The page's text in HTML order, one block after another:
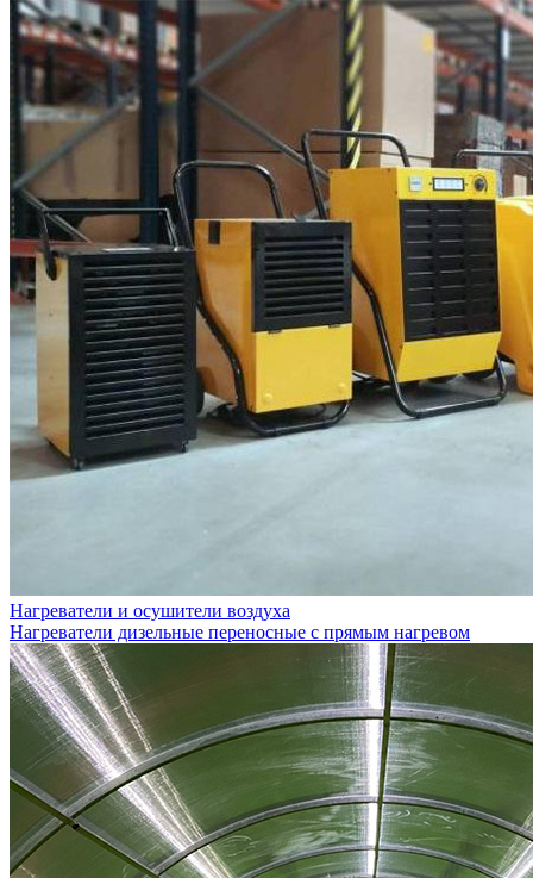
Нагреватели и осушители воздуха
Нагреватели дизельные переносные с прямым нагревом